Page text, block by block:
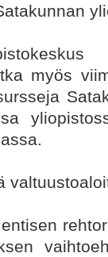
myös